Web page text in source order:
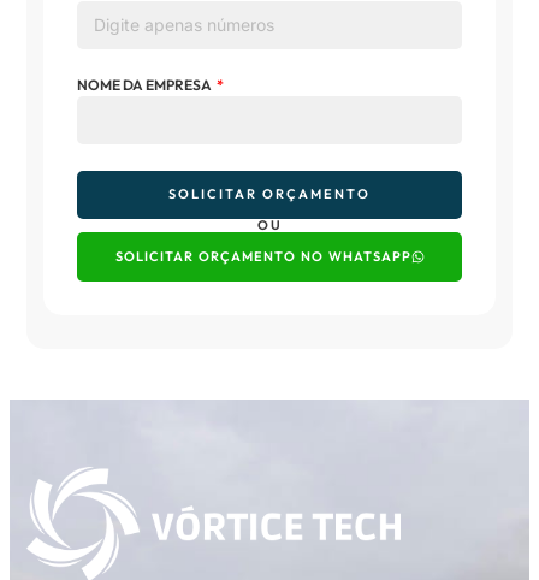
NOME DA EMPRESA
SOLICITAR ORÇAMENTO
OU
SOLICITAR ORÇAMENTO NO WHATSAPP